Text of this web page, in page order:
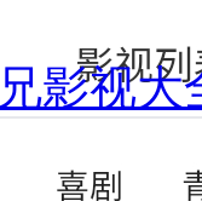
影视大